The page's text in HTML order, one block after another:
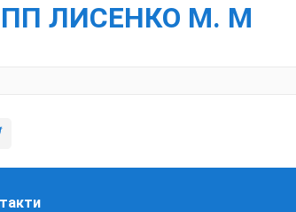
ПП ЛИСЕНКО М. М